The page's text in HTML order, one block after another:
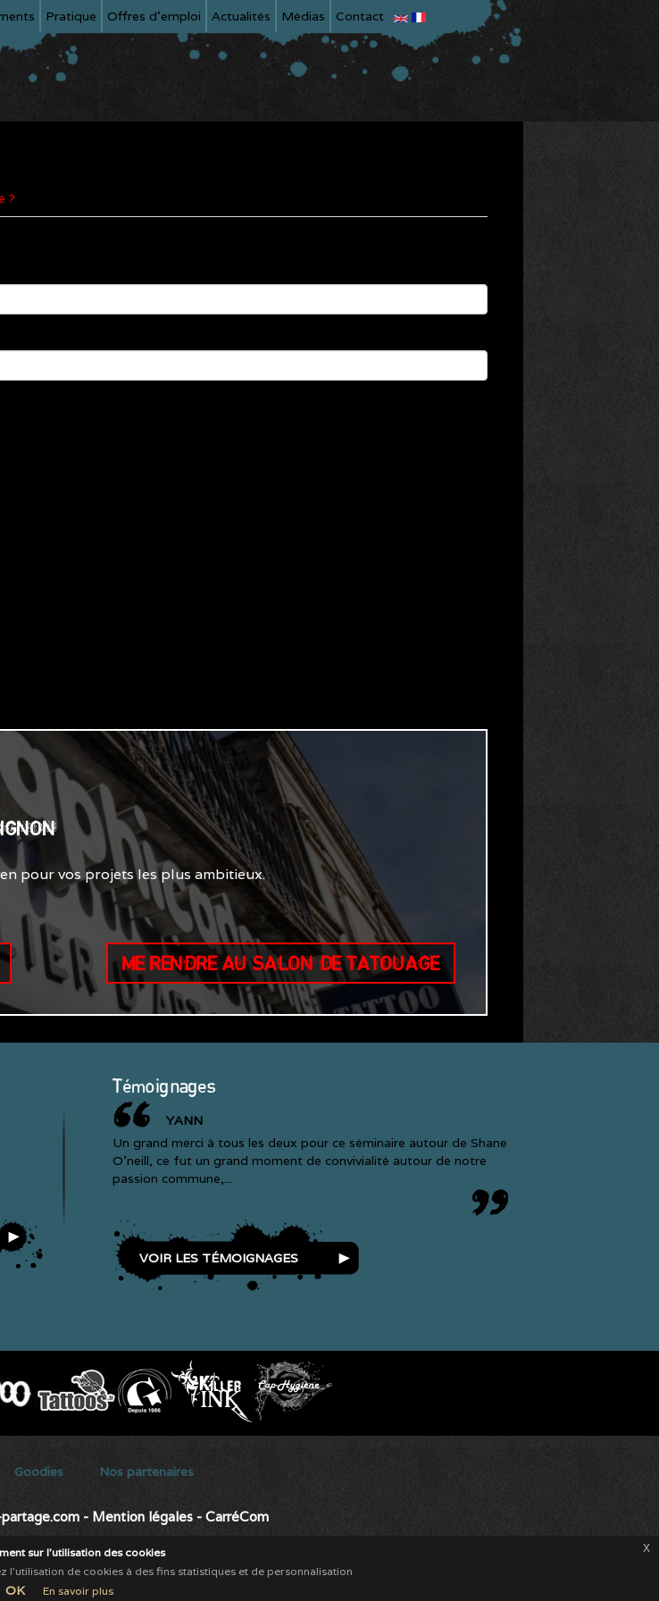
Pratique Offres d'emploi Actualités Médias Contact
?
pour vos projets les plus ambitieux.
ME RENDRE AU SALON DE TATOUAGE
Témoignages
YANN
Un grand merci à tous les deux pour ce séminaire autour de Shane
O'neill, ce fut un grand moment de convivialité autour de notre
passion commune,...
VOIR LES TÉMOIGNAGES
Goodies Nos partenaires
- Mention légales - CarréCom
-Salon de thé -coffee shop -Restauration rapide -Tatouage-Tattoo
sur l'utilisation des cookies
l'utilisation de cookies à des fins statistiques et de personnalisation
OK En savoir plus
x